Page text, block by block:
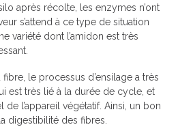
après récolte, les enzymes n’ont
s’attend à ce type de situation
variété dont l’amidon est très
le processus d’ensilage a très
est très lié à la durée de cycle, et
de l’appareil végétatif. Ainsi, un bon
digestibilité des fibres.